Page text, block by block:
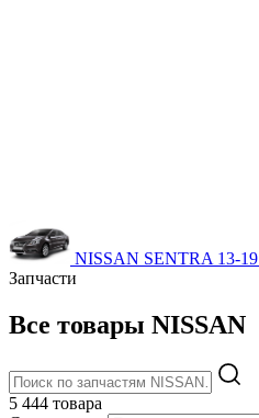
NISSAN SENTRA 13-19
Запчасти
Все товары NISSAN
5 444 товара